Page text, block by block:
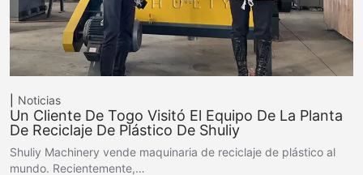
Noticias
Un Cliente De Togo Visitó El Equipo De La Planta
De Reciclaje De Plástico De Shuliy
Shuliy Machinery vende maquinaria de reciclaje de plástico al
mundo. Recientemente,…